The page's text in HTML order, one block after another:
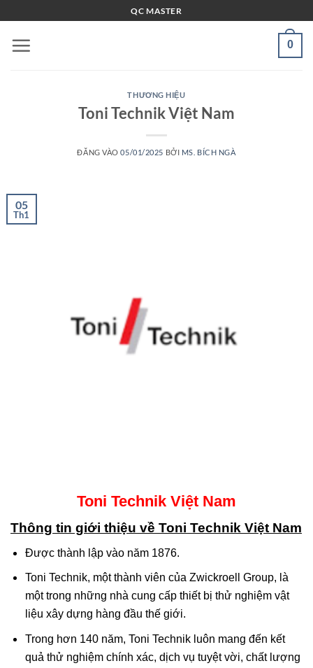
qua
nội
QC MASTER
0
THƯƠNG HIỆU
Toni Technik Việt Nam
ĐĂNG VÀO05/01/2025 BỞI MS. BÍCH NGÀ
05
Th1
Toni Technik Việt Nam
Thông tin giới thiệu về Toni Technik Việt Nam
Được thành lập vào năm 1876.
Toni Technik, một thành viên của Zwickroell Group, là
một trong những nhà cung cấp thiết bị thử nghiệm vật
liệu xây dựng hàng đầu thế giới.
Trong hơn 140 năm, Toni Technik luôn mang đến kết
quả thử nghiệm chính xác, dịch vụ tuyệt vời, chất lượng